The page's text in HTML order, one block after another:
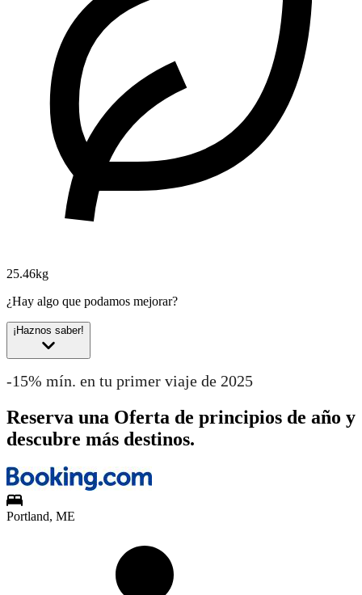
25.46kg
¿Hay algo que podamos mejorar?
¡Haznos saber!
-15% mín. en tu primer viaje de 2025
Reserva una Oferta de principios de año y
descubre más destinos.
Portland, ME